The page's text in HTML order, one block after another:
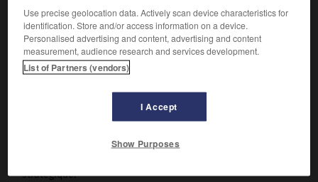
Combats survenus dans la région de la Somme pendant la
Première Guerre mondiale.
Ce fut, aprèsVerdun, le second « enfer » de l'année 1916.
De juillet à novembre, les forces franco-britanniques,
Fochet parHaig, attaquent les troupes
allemandes de part et d'autre de la Somme entre Albert,
Flers, Combles et Chaulnes. Cette bataille entraîna de
britannique perdit, sur les rives de la Somme,
stratégique.
Use precise geolocation data. Actively scan device characteristics for
identification. Store and/or access information on a device.
Personalised advertising and content, advertising and content
measurement, audience research and services development.
List of Partners (vendors)
I Accept
Show Purposes